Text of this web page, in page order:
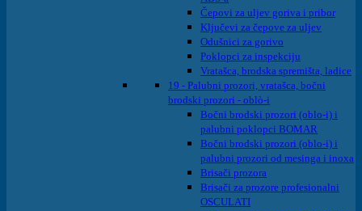
Čepovi za uljev goriva i pribor
Ključevi za čepove za uljev
Odušnici za gorivo
Poklopci za inspekciju
Vratašca, brodska spremišta, ladice
19 - Palubni prozori, vratašca, bočni
brodski prozori - oblò-i
Bočni brodski prozori (oblo-i) i
palubni poklopci BOMAR
Bočni brodski prozori (oblo-i) i
palubni prozori od mesinga i inoxa
Brisači prozora
Brisači za prozore profesionalni
OSCULATI